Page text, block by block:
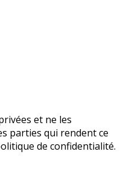
et ne les
parties qui rendent ce
de confidentialité.